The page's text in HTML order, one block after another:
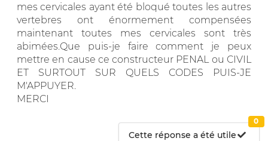
mes cervicales ayant été bloqué toutes les autres
vertebres ont énormement compensées
maintenant toutes mes cervicales sont très
abimées.Que puis-je faire comment je peux
mettre en cause ce constructeur PENAL ou CIVIL
ET SURTOUT SUR QUELS CODES PUIS-JE
M'APPUYER.
MERCI
Cette réponse a été utile
0